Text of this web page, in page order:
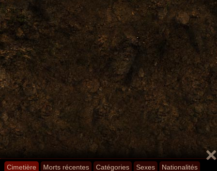
Cimetière Morts récentes Catégories Sexes Nationalités